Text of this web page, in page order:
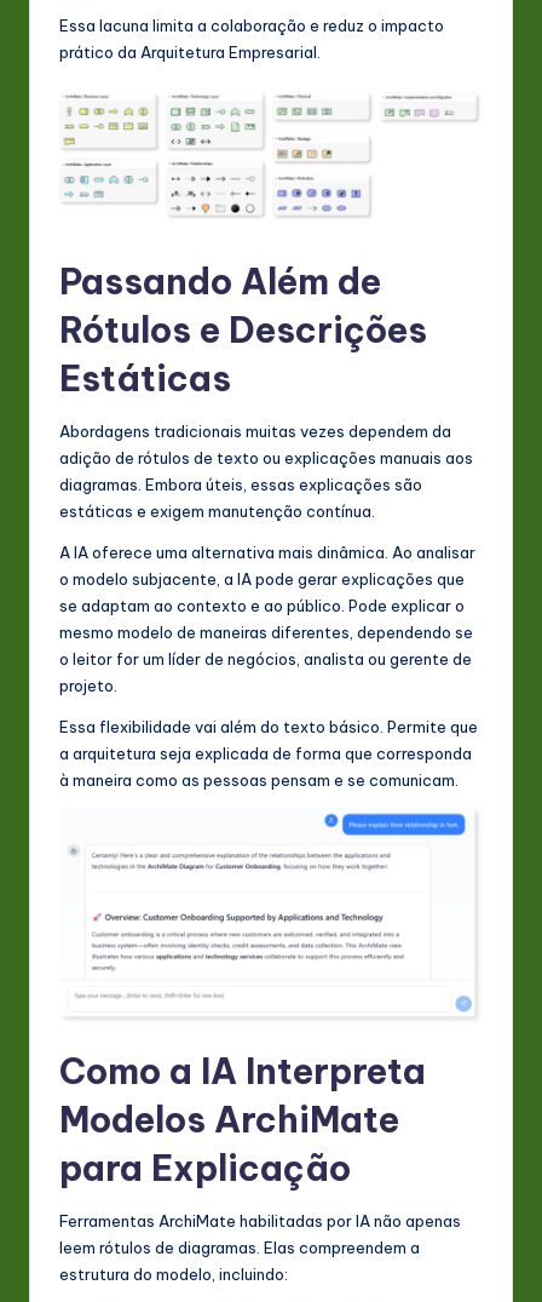
tiEssa lacuna limita a colaboração e reduz o impacto
prático da Arquitetura Empresarial.
Passando Além de
Rótulos e Descrições
Estáticas
Abordagens tradicionais muitas vezes dependem da
adição de rótulos de texto ou explicações manuais aos
diagramas. Embora úteis, essas explicações são
estáticas e exigem manutenção contínua.
A IA oferece uma alternativa mais dinâmica. Ao analisar
o modelo subjacente, a IA pode gerar explicações que
se adaptam ao contexto e ao público. Pode explicar o
mesmo modelo de maneiras diferentes, dependendo se
o leitor for um líder de negócios, analista ou gerente de
projeto.
Essa flexibilidade vai além do texto básico. Permite que
a arquitetura seja explicada de forma que corresponda
à maneira como as pessoas pensam e se comunicam.
Como a IA Interpreta
Modelos ArchiMate
para Explicação
Ferramentas ArchiMate habilitadas por IA não apenas
leem rótulos de diagramas. Elas compreendem a
estrutura do modelo, incluindo: